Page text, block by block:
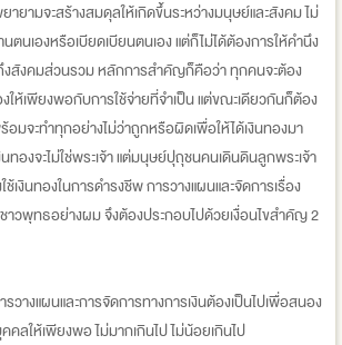
ายามจะสร้างสมดุลให้เกิดขึ้นระหว่างมนุษย์และสังคม ไม่
ตนเองหรือเบียดเบียนตนเอง แต่ก็ไม่ได้ต้องการให้คำนึง
งสังคมส่วนรวม หลักการสำคัญก็คือว่า ทุกคนจะต้อง
ให้เพียงพอกับการใช้จ่ายที่จำเป็น แต่ขณะเดียวกันก็ต้อง
อมจะทำทุกอย่างไม่ว่าถูกหรือผิดเพื่อให้ได้เงินทองมา
ทองจะไม่ใช่พระเจ้า แต่มนุษย์ปุถุชนคนเดินดินลูกพระเจ้า
เงินทองในการดำรงชีพ การวางแผนและจัดการเรื่อง
าวพุทธอย่างผม จึงต้องประกอบไปด้วยเงื่อนไขสำคัญ 2
รวางแผนและการจัดการทางการเงินต้องเป็นไปเพื่อสนอง
คลให้เพียงพอ ไม่มากเกินไป ไม่น้อยเกินไป